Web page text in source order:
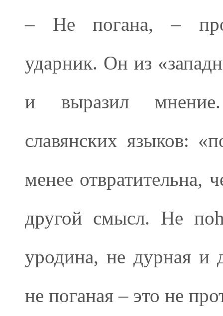
– Не погана, –
ударник. Он из
и выразил мнение.
славянских языков:
менее отвратительна,
другой смысл. Не
уродина, не дурная и
не поганая – это не